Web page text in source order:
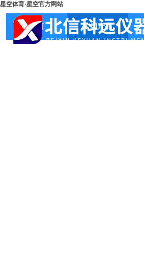
星空体育·星空官方网站
首页 公司产品